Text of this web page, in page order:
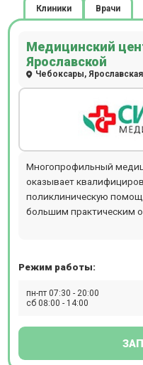
Клиники Врачи
Медицинский
Ярославской
Чебоксары,
Многопрофильный
оказывает
поликлиническую
большим практическим
категории, заведующие
предварительной записи.
Режим работы:
пн-пт 07:30 - 20:00
сб 08:00 - 14:00